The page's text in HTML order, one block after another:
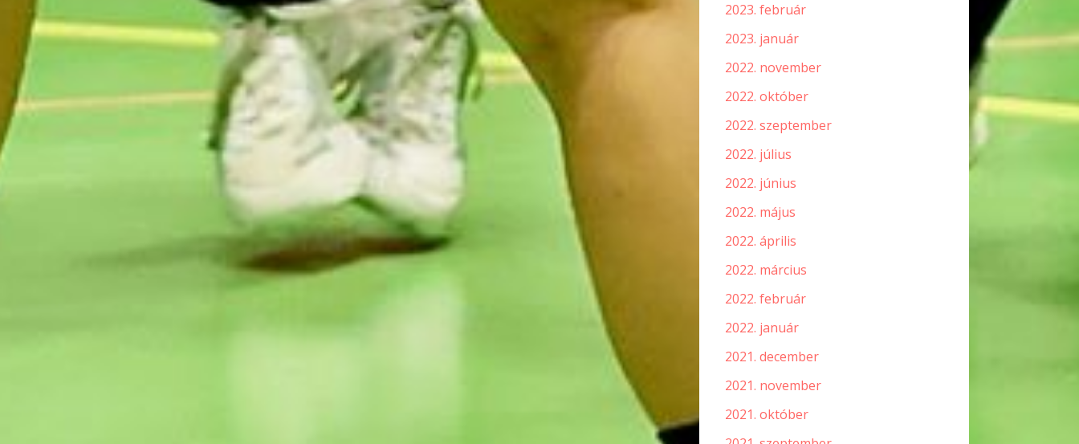
2023. február
2023. január
2022. november
2022. október
2022. szeptember
2022. július
2022. június
2022. május
2022. április
2022. március
2022. február
2022. január
2021. december
2021. november
2021. október